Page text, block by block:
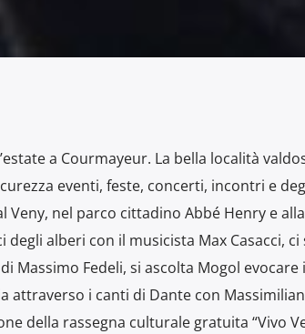
a Courmayeur. La bella località
eventi, feste, concerti, incontri e
Veny, nel parco cittadino Abbé Henry e
alberi con il musicista Max Casacci,
Massimo Fedeli, si ascolta Mogol
attraverso i canti di Dante con
della rassegna culturale gratuita “Vivo